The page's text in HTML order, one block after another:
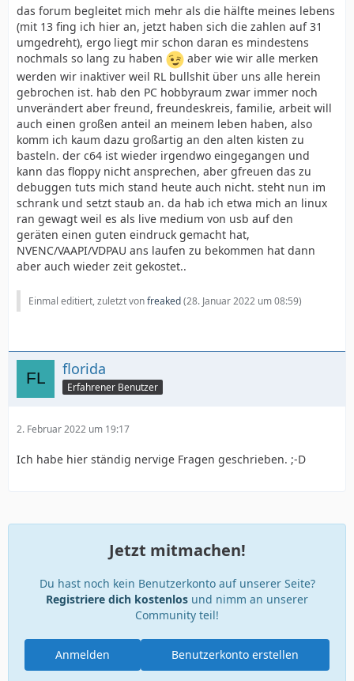
das forum begleitet mich mehr als die hälfte meines lebens
(mit 13 fing ich hier an, jetzt haben sich die zahlen auf 31
umgedreht), ergo liegt mir schon daran es mindestens
nochmals so lang zu haben
aber wie wir alle merken
werden wir inaktiver weil RL bullshit über uns alle herein
gebrochen ist. hab den PC hobbyraum zwar immer noch
unverändert aber freund, freundeskreis, familie, arbeit will
auch einen großen anteil an meinem leben haben, also
komm ich kaum dazu großartig an den alten kisten zu
basteln. der c64 ist wieder irgendwo eingegangen und
kann das floppy nicht ansprechen, aber gfreuen das zu
debuggen tuts mich stand heute auch nicht. steht nun im
schrank und setzt staub an. da hab ich etwa mich an linux
ran gewagt weil es als live medium von usb auf den
geräten einen guten eindruck gemacht hat,
NVENC/VAAPI/VDPAU ans laufen zu bekommen hat dann
aber auch wieder zeit gekostet..
Einmal editiert, zuletzt vonfreaked(28. Januar 2022 um 08:59)
florida
Erfahrener Benutzer
2. Februar 2022 um 19:17
Ich habe hier ständig nervige Fragen geschrieben. ;-D
Jetzt mitmachen!
Du hast noch kein Benutzerkonto auf unserer Seite?
Registriere dich kostenlos und nimm an unserer
Community teil!
Benutzerkonto erstellen
Anmelden